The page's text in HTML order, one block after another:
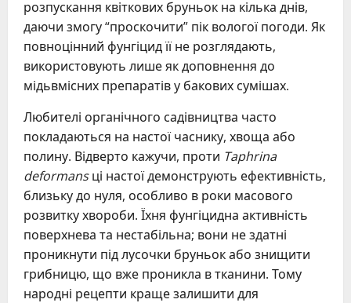
розпускання квіткових бруньок на кілька днів,
даючи змогу “проскочити” пік вологої погоди. Як
повноцінний фунгіцид її не розглядають,
використовують лише як доповнення до
мідьвмісних препаратів у бакових сумішах.
Любителі органічного садівництва часто
покладаються на настої часнику, хвоща або
полину. Відверто кажучи, проти Taphrina
deformansці настої демонструють ефективність,
близьку до нуля, особливо в роки масового
розвитку хвороби. Їхня фунгіцидна активність
поверхнева та нестабільна; вони не здатні
проникнути під лусочки бруньок або знищити
грибницю, що вже проникла в тканини. Тому
народні рецепти краще залишити для